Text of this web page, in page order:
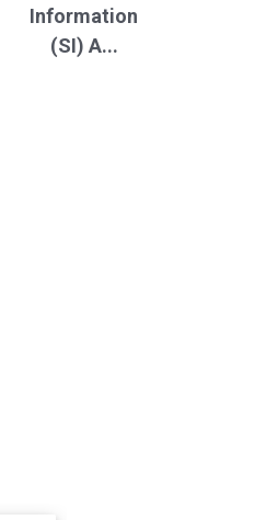
Information
(SI) A...